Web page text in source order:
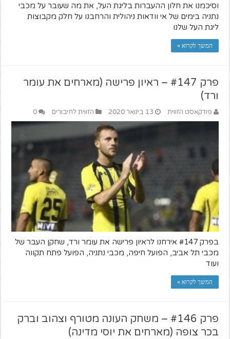
וסיכמנו את חלון ההעברות בליגת העל, את מה שעובר על מכבי
נתניה בימים של אי וודאות ניהולית והרחבנו על חלק מקבוצות
ליגת העל שלנו
המשך לקרוא »
פרק #147 – ראיון פרישה (מארחים את עומר
ורד)
פודקאסט הזווית 13 בינואר 2020 הזווית לחיבורים 0
בפרק #147 אירחנו לראיון פרישה את עומר ורד, שחקן העבר של
מכבי תל אביב, הפועל חיפה, מכבי נתניה, הפועל פתח תקווה
ועוד
המשך לקרוא »
פרק #146 – משחק העונה מטורף וצהוב וברק
בכר צופה (מארחים את יוסי מדינה)